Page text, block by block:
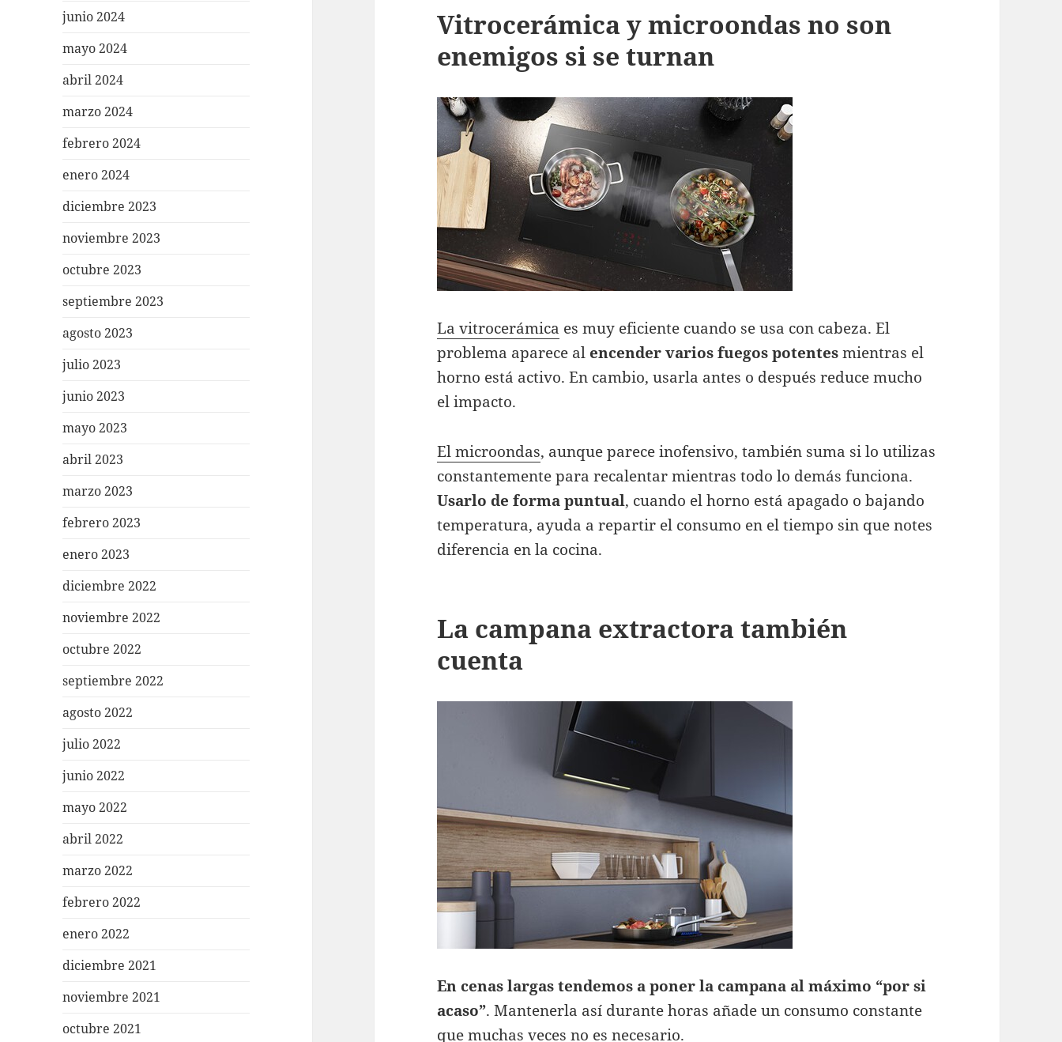
junio 2024
mayo 2024
abril 2024
marzo 2024
febrero 2024
enero 2024
diciembre 2023
noviembre 2023
octubre 2023
septiembre 2023
agosto 2023
julio 2023
junio 2023
mayo 2023
abril 2023
marzo 2023
febrero 2023
enero 2023
diciembre 2022
noviembre 2022
octubre 2022
septiembre 2022
agosto 2022
julio 2022
junio 2022
mayo 2022
abril 2022
marzo 2022
febrero 2022
enero 2022
diciembre 2021
noviembre 2021
octubre 2021
Vitrocerámica y microondas no son
enemigos si se turnan
La vitrocerámica es muy eficiente cuando se usa con cabeza. El
problema aparece al encender varios fuegos potentesmientras el
horno está activo. En cambio, usarla antes o después reduce mucho
el impacto.
El microondas, aunque parece inofensivo, también suma si lo utilizas
constantemente para recalentar mientras todo lo demás funciona.
Usarlo de forma puntual, cuando el horno está apagado o bajando
temperatura, ayuda a repartir el consumo en el tiempo sin que notes
diferencia en la cocina.
La campana extractora también
cuenta
En cenas largas tendemos a poner la campana al máximo “por si
acaso”. Mantenerla así durante horas añade un consumo constante
que muchas veces no es necesario.